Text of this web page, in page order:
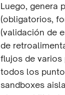
Luego, genera
(obligatorios,
(validación de
de
flujos de varios
todos los
sandboxes